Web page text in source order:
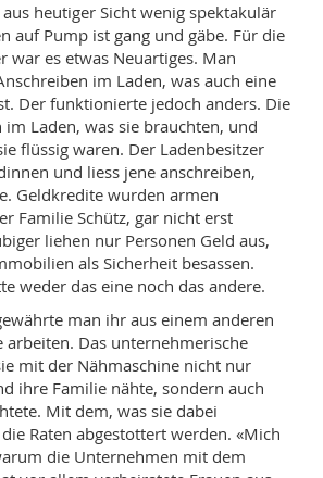
heutiger Sicht wenig spektakulär
auf Pump ist gang und gäbe. Für die
war es etwas Neuartiges. Man
im Laden, was auch eine
Der funktionierte jedoch anders. Die
Laden, was sie brauchten, und
flüssig waren. Der Ladenbesitzer
und liess jene anschreiben,
Geldkredite wurden armen
Familie Schütz, gar nicht erst
liehen nur Personen Geld aus,
als Sicherheit besassen.
weder das eine noch das andere.
man ihr aus einem anderen
arbeiten. Das unternehmerische
mit der Nähmaschine nicht nur
ihre Familie nähte, sondern auch
Mit dem, was sie dabei
Raten abgestottert werden. «Mich
die Unternehmen mit dem